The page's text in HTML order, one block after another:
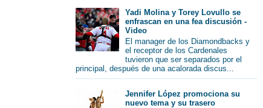
Yadi Molina y Torey Lovullo se
enfrascan en una fea discusión -
Video
El manager de los Diamondbacks y
el receptor de los Cardenales
tuvieron que ser separados por el
principal, después de una acalorada discus...
Jennifer López promociona su
nuevo tema y su trasero